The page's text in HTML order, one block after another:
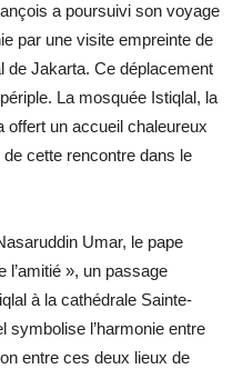
a poursuivi son voyage
par une visite empreinte de
de Jakarta. Ce déplacement
La mosquée Istiqlal, la
offert un accueil chaleureux
de cette rencontre dans le
Umar, le pape
l’amitié », un passage
à la cathédrale Sainte-
symbolise l’harmonie entre
entre ces deux lieux de